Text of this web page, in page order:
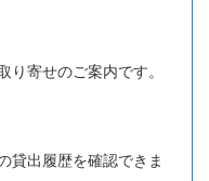
寄せのご案内です。
出履歴を確認できま